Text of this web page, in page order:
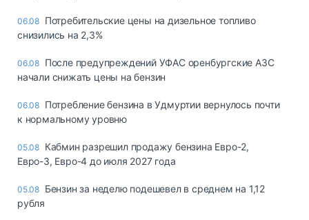
06.08 Потребительские цены на дизельное топливо
снизились на 2,3%
06.08 После предупреждений УФАС оренбургские АЗС
начали снижать цены на бензин
06.08 Потребление бензина в Удмуртии вернулось почти
к нормальному уровню
05.08 Кабмин разрешил продажу бензина Евро-2,
Евро-3, Евро-4 до июля 2027 года
05.08 Бензин за неделю подешевел в среднем на 1,12
рубля